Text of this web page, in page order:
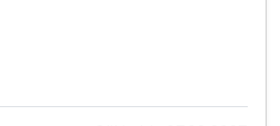
p.P. ab1.042,00 €